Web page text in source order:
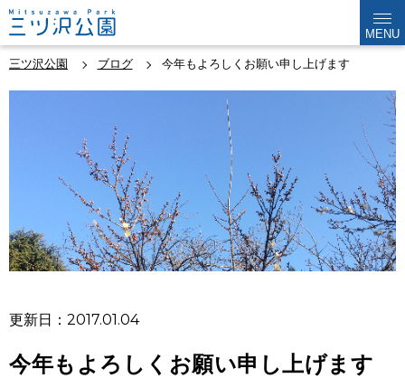
MENU
三ツ沢公園 ブログ 今年もよろしくお願い申し上げます
更新日：2017.01.04
今年もよろしくお願い申し上げます